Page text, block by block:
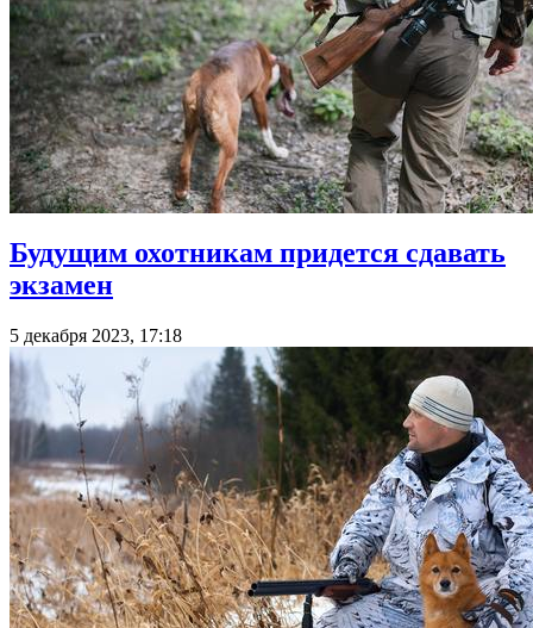
Будущим охотникам придется сдавать
экзамен
5 декабря 2023, 17:18